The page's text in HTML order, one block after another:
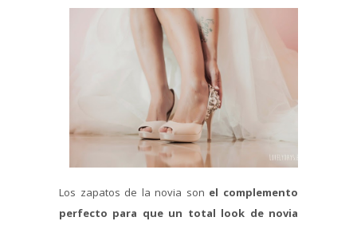
Los zapatos de la novia son el complemento
perfecto para que un total look de novia